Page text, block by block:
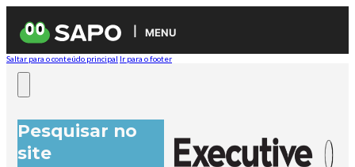
MENU
Saltar para o conteúdo principal Ir para o footer
Pesquisar no
site